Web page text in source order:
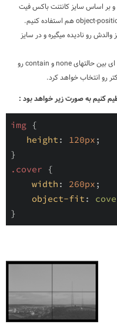
بر اساس سایز کانتنت باکس فیت
رو نادیده میگیره و در سایز
در این حالت تصویر مقایسه ای بین حالتهای none و contain رو
رو انتخاب خواهد کرد.
کنیم به صورت زیر خواهد بود :
img
{
height : 120px ;
}
.cover
{
width : 260px ;
object-fit :
}